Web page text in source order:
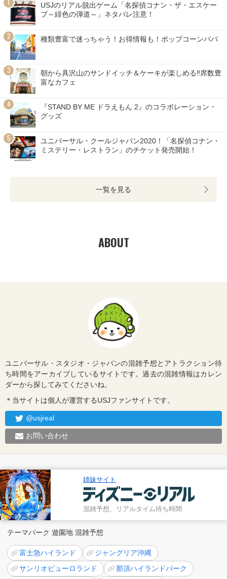
USJのリアル脱出ゲーム「名探偵コナン・ザ・エスケー
プ～緋色の弾道～」ネタバレ注意！
種類豊富で迷っちゃう！お得情報も！ポップコーンパパ
朝から具沢山のサンドイッチ＆ケーキが楽しめる‼席数豊
富なカフェ
『STAND BY ME ドラえもん 2』のコラボレーション・
グッズ
ユニバーサル・クールジャパン2020！「名探偵コナン・
ミステリー・レストラン」のチケット発売開始！
一覧を見る
ABOUT
ユニバーサル・スタジオ・ジャパンの混雑予想とアトラクション待
ち時間をアーカイブしているサイトです。過去の混雑情報はカレン
ダーから探してみてくださいね。
＊当サイトは個人が運営するUSJファンサイトです。
@usjreal
お問い合わせ
姉妹サイト
混雑予想、リアルタイム待ち時間
テーマパーク 遊園地 混雑予想
富士急ハイランド
ジャングリア沖縄
サンリオピューロランド
那須ハイランドパーク